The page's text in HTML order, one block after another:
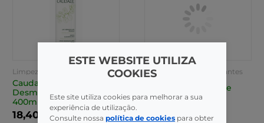
Limpeza / Desmaquilhantes
Caudalie Leite
Desmaquilhante suave
400ml
18,40€
Limpeza / Desmaquilhantes
Caudalie Eau Beaute
100ml
32,95€
ESTE WEBSITE UTILIZA
COOKIES
Este site utiliza cookies para melhorar a sua
experiência de utilização.
Consulte nossa política de cookies para obter